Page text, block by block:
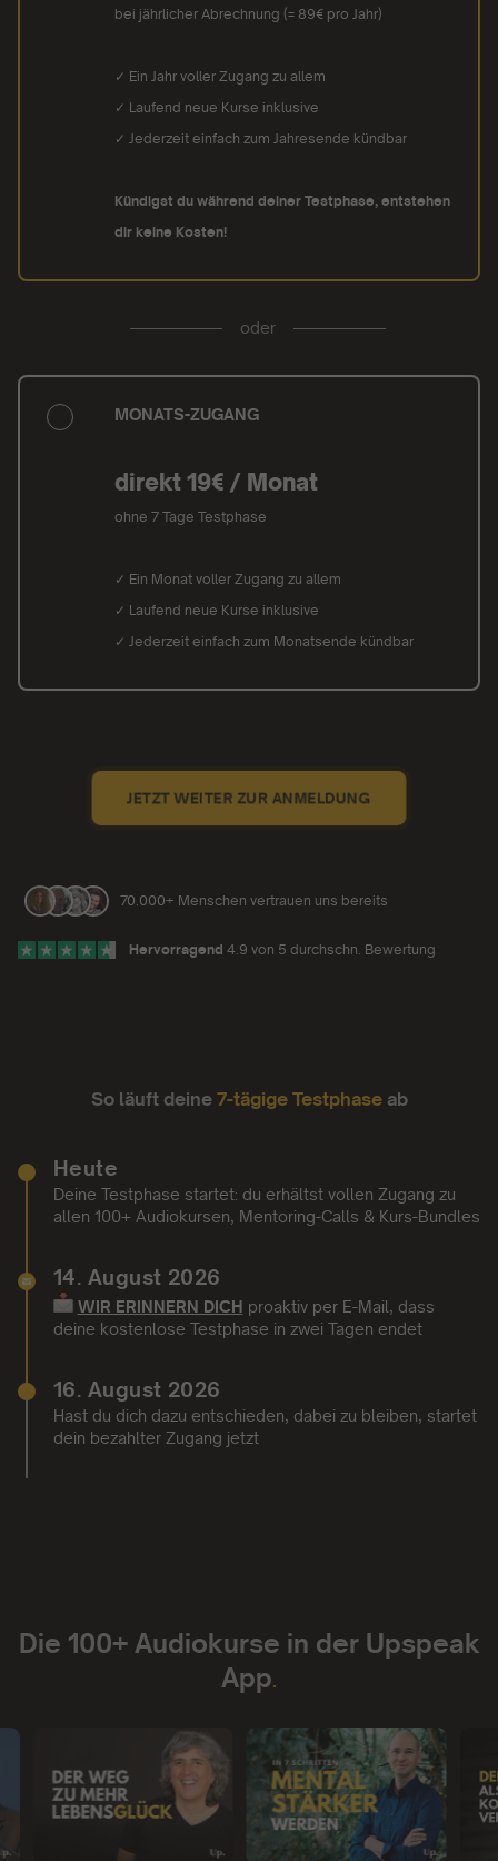
bei jährlicher Abrechnung (= 89€ pro Jahr)
✓ Ein Jahr voller Zugang zu allem
✓ Laufend neue Kurse inklusive
✓ Jederzeit einfach zum Jahresende kündbar
Kündigst du während deiner Testphase, entstehen
dir keine Kosten!
oder
MONATS-ZUGANG
direkt 19€ / Monat
ohne 7 Tage Testphase
✓ Ein Monat voller Zugang zu allem
✓ Laufend neue Kurse inklusive
✓ Jederzeit einfach zum Monatsende kündbar
JETZT WEITER ZUR ANMELDUNG
70.000+ Menschen vertrauen uns bereits
Hervorragend 4.9 von 5 durchschn. Bewertung
So läuft deine 7-tägige Testphaseab
Heute
Deine Testphase startet: du erhältst vollen Zugang zu
allen 100+ Audiokursen, Mentoring-Calls & Kurs-Bundles
14. August 2026
WIR ERINNERN DICH proaktiv per E-Mail, dass
deine kostenlose Testphase in zwei Tagen endet
16. August 2026
Hast du dich dazu entschieden, dabei zu bleiben, startet
dein bezahlter Zugang jetzt
Die 100+ Audiokurse in der Upspeak
App.